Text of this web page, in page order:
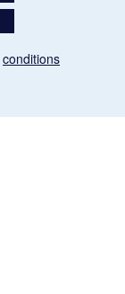
conditions